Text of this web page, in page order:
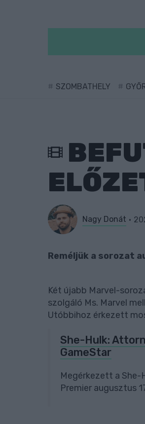
SZOMBATHELY
Nagy Donát
Reméljük a sorozat
Két újabb Marvel-
szolgáló Ms. Marvel
Utóbbihoz érkezett
She-Hulk:
GameStar
Megérkezett a
Premier augusztus